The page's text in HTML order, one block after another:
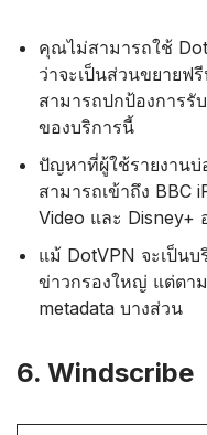
คุณไม่สามารถใช้
ว่าจะเป็นส่วนขยายฟ
สามารถปกป้องการรั
ของบริการนี้
ปัญหาที่ผู้ใช้รายงาน
สามารถเข้าถึง BBC
Video และ Disney+
แม้ DotVPN จะเป็น
ข่าวกรองใหญ่ แต่ตา
metadata บางส่วน
6. Windscribe